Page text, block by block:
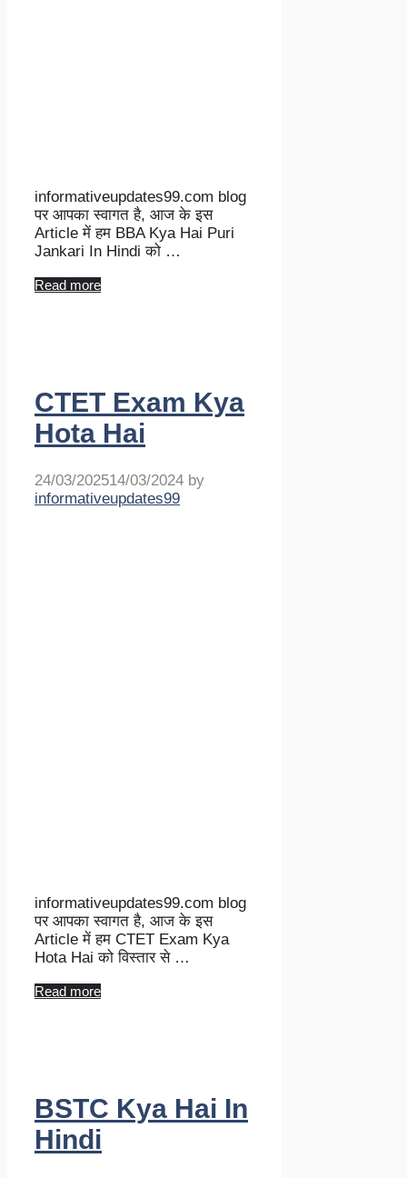
informativeupdates99.com blog
पर आपका स्वागत है, आज के इस
Article में हम BBA Kya Hai Puri
Jankari In Hindi को …
Read more
CTET Exam Kya
Hota Hai
24/03/202514/03/2024 by
informativeupdates99
informativeupdates99.com blog
पर आपका स्वागत है, आज के इस
Article में हम CTET Exam Kya
Hota Hai को विस्तार से …
Read more
BSTC Kya Hai In
Hindi